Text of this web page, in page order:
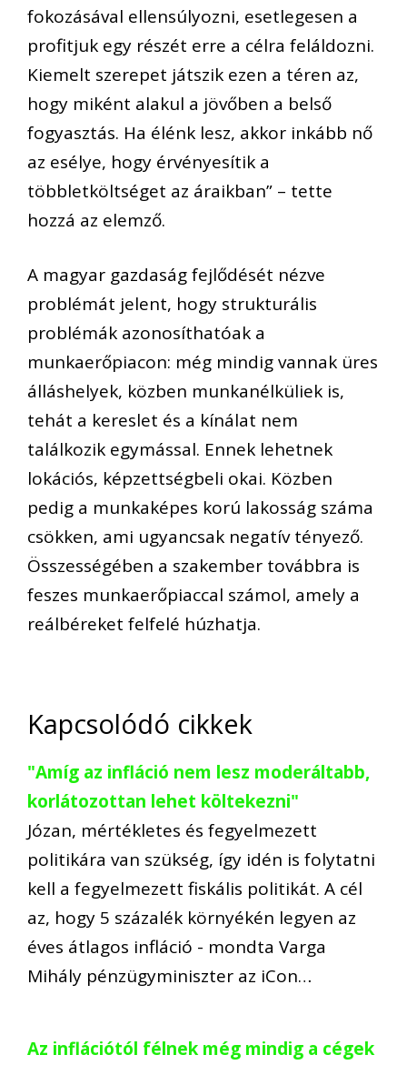
fokozásával ellensúlyozni, esetlegesen a
profitjuk egy részét erre a célra feláldozni.
Kiemelt szerepet játszik ezen a téren az,
hogy miként alakul a jövőben a belső
fogyasztás. Ha élénk lesz, akkor inkább nő
az esélye, hogy érvényesítik a
többletköltséget az áraikban” – tette
hozzá az elemző.
A magyar gazdaság fejlődését nézve
problémát jelent, hogy strukturális
problémák azonosíthatóak a
munkaerőpiacon: még mindig vannak üres
álláshelyek, közben munkanélküliek is,
tehát a kereslet és a kínálat nem
találkozik egymással. Ennek lehetnek
lokációs, képzettségbeli okai. Közben
pedig a munkaképes korú lakosság száma
csökken, ami ugyancsak negatív tényező.
Összességében a szakember továbbra is
feszes munkaerőpiaccal számol, amely a
reálbéreket felfelé húzhatja.
Kapcsolódó cikkek
"Amíg az infláció nem lesz moderáltabb,
korlátozottan lehet költekezni"
Józan, mértékletes és fegyelmezett
politikára van szükség, így idén is folytatni
kell a fegyelmezett fiskális politikát. A cél
az, hogy 5 százalék környékén legyen az
éves átlagos infláció - mondta Varga
Mihály pénzügyminiszter az iCon…
Az inflációtól félnek még mindig a cégek